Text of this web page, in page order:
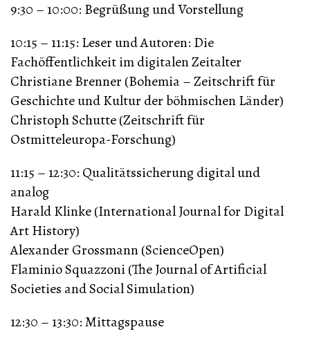
9:30 – 10:00: Begrüßung und Vorstellung
10:15 – 11:15: Leser und Autoren: Die
Fachöffentlichkeit im digitalen Zeitalter
Christiane Brenner (Bohemia – Zeitschrift für
Geschichte und Kultur der böhmischen Länder)
Christoph Schutte (Zeitschrift für
Ostmitteleuropa-Forschung)
11:15 – 12:30: Qualitätssicherung digital und
analog
Harald Klinke (International Journal for Digital
Art History)
Alexander Grossmann (ScienceOpen)
Flaminio Squazzoni (The Journal of Artificial
Societies and Social Simulation)
12:30 – 13:30: Mittagspause